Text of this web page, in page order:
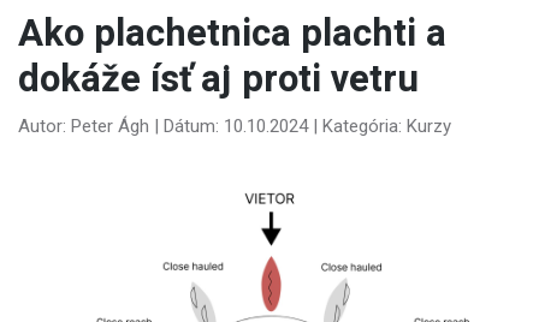
Ako plachetnica plachti a
dokáže ísť aj proti vetru
Autor: Peter Ágh | Dátum: 10.10.2024 | Kategória: Kurzy